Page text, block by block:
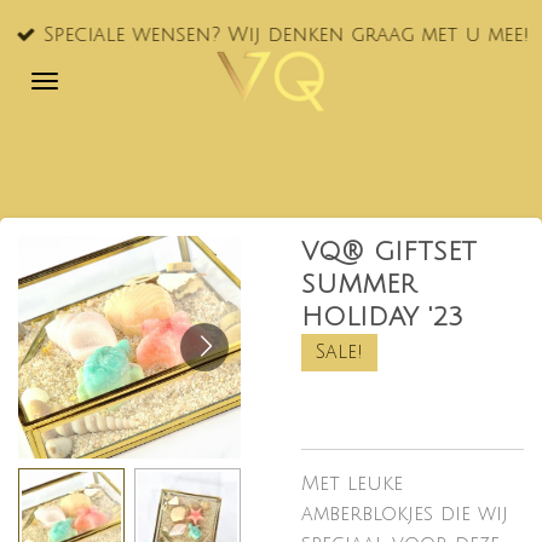
Ga
naar
Speciale wensen? Wij denken graag met u mee!
VQ® GIFTSET
SUMMER
HOLIDAY '23
Sale!
Met leuke
amberblokjes die wij